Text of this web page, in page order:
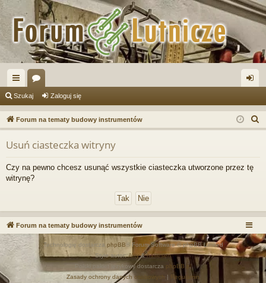
ię
ce
j
…
or
a og
uj
ę
Szukaj Zaloguj się
Forum na tematy budowy instrumentów
z
Usuń ciasteczka witryny
Czy na pewno chcesz usunąć wszystkie ciasteczka utworzone przez tę
witrynę?
Forum na tematy budowy instrumentów
Technologię dostarcza phpBB ® Forum Software © phpBB Limited
Style autor:Arty&halilesen
Polski pakiet językowy dostarcza
phpBB.pl
Zasady ochrony danych osobowych
| Regulamin